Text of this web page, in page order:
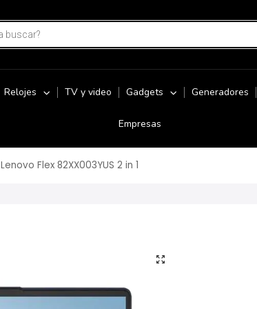
Relojes TV y video Gadgets Generadores
Empresas
Lenovo Flex 82XX003YUS 2 in 1